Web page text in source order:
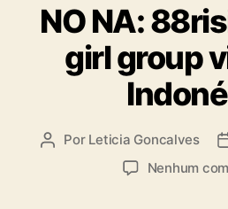
t
e
g
o
r
i
s
NO NA:
girl group
A Por Leticia Goncalves
Nenhum